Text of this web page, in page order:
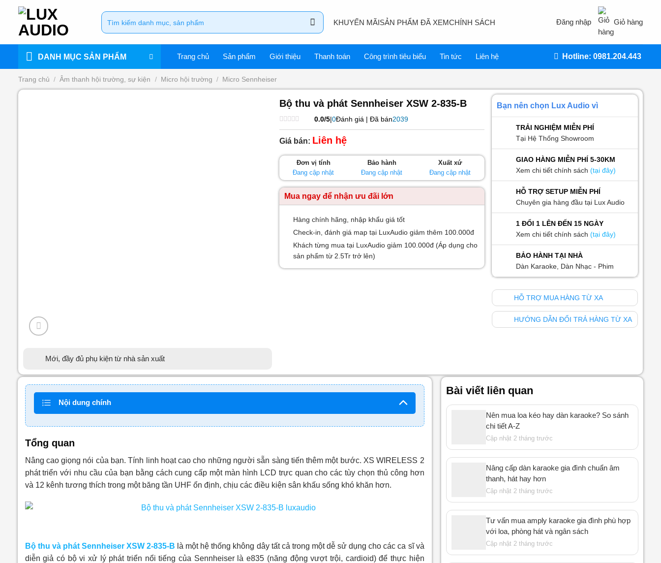
dung
Tìm
kiếm:
KHUYẾN MÃISẢN PHẨM ĐÃ XEMCHÍNH SÁCH Đăng nhập Giỏ hàng
DANH MỤC SẢN PHẨM Trang chủ Sản phẩm Giới thiệu Thanh toán Công trình tiêu biểu Tin tức Liên hệ Hotline: 0981.204.443
Trang chủ / Âm thanh hội trường, sự kiện / Micro hội trường / Micro Sennheiser
Mới, đầy đủ phụ kiện từ nhà sản xuất
Bộ thu và phát Sennheiser XSW 2-835-B
Được
xếp
hạng
5
0.0/5|0Đánh giá | Đã bán2039
Giá bán: Liên hệ
Đơn vị tính
Đang cập nhật
Bảo hành
Đang cập nhật
Xuất xứ
Đang cập nhật
Mua ngay để nhận ưu đãi lớn
Hàng chính hãng, nhập khẩu giá tốt
Check-in, đánh giá map tại LuxAudio giảm thêm 100.000đ
Khách từng mua tại LuxAudio giảm 100.000đ (Áp dụng cho
sản phẩm từ 2.5Tr trở lên)
Bạn nên chọn Lux Audio vì
TRẢI NGHIỆM MIỄN PHÍ
Tại Hệ Thống Showroom
GIAO HÀNG MIỄN PHÍ 5-30KM
Xem chi tiết chính sách (tại đây)
HỖ TRỢ SETUP MIỄN PHÍ
Chuyên gia hàng đầu tại Lux Audio
1 ĐỔI 1 LÊN ĐẾN 15 NGÀY
Xem chi tiết chính sách (tại đây)
BẢO HÀNH TẠI NHÀ
Dàn Karaoke, Dàn Nhạc - Phim
HỖ TRỢ MUA HÀNG TỪ XA
HƯỚNG DẪN ĐỔI TRẢ HÀNG TỪ XA
Nội dung chính
Tổng quan
Nâng cao giọng nói của bạn. Tính linh hoạt cao cho những người sẵn sàng tiến thêm một bước. XS WIRELESS 2
phát triển với nhu cầu của bạn bằng cách cung cấp một màn hình LCD trực quan cho các tùy chọn thủ công hơn
và 12 kênh tương thích trong một băng tần UHF ổn định, chịu các điều kiện sân khấu sống khó khăn hơn.
Bộ thu và phát Sennheiser XSW 2-835-B là một hệ thống không dây tất cả trong một dễ sử dụng cho các ca sĩ và
diễn giả có bộ vi xử lý phát triển nổi tiếng của Sennheiser là e835 (năng động vượt trội, cardioid) để thực hiện
Bài viết liên quan
Nên mua loa kéo hay dàn karaoke? So sánh
chi tiết A-Z
Cập nhật 2 tháng trước
Nâng cấp dàn karaoke gia đình chuẩn âm
thanh, hát hay hơn
Cập nhật 2 tháng trước
Tư vấn mua amply karaoke gia đình phù hợp
với loa, phòng hát và ngân sách
Cập nhật 2 tháng trước